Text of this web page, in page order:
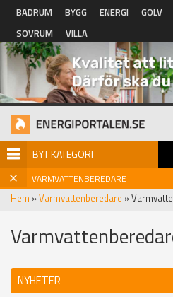
Hoppa till huvudinnehåll
BADRUM BYGG ENERGI GOLV
SOVRUM
VILLA
BYT KATEGORI
VARMVATTENBEREDARE
Hem »Varmvattenberedare »
NYHETER